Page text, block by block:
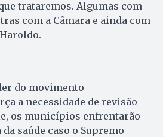
trataremos. Algumas com
com a Câmara e ainda com
do movimento
a necessidade de revisão
os municípios enfrentarão
saúde caso o Supremo